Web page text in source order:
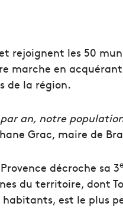
rejoignent les 50
marche en
de la région.
an, notre
Grac, maire de
décroche sa 3e
du territoire, dont
habitants, est le plus